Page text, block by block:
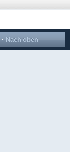
· Nach oben